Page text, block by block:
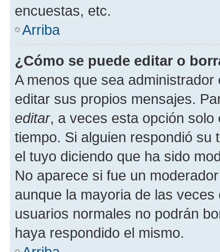
encuestas, etc.
Arriba
¿Cómo se puede editar o
A menos que sea
editar sus propios mensajes.
editar, a veces esta opción
tiempo. Si alguien respondió
el tuyo diciendo que ha sido
No aparece si fue un
aunque la mayoria de las
usuarios normales no podrán
haya respondido el mismo.